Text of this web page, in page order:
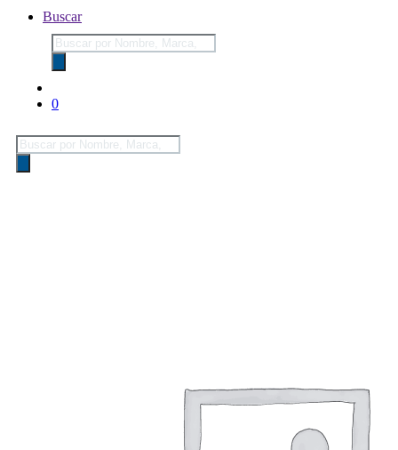
Buscar
Búsqueda
de
productos
0
Búsqueda
de
productos